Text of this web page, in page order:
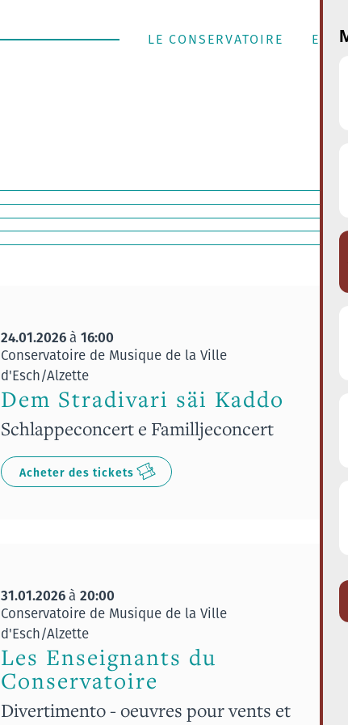
LE CONSERVATOIRE
24.01.2026à 16:00
Conservatoire de Musique de la Ville
d'Esch/Alzette
Dem Stradivari säi Kaddo
Schlappeconcert e Familljeconcert
Acheter des tickets
31.01.2026à 20:00
Conservatoire de Musique de la Ville
d'Esch/Alzette
Les Enseignants du
Conservatoire
Divertimento - oeuvres pour vents et